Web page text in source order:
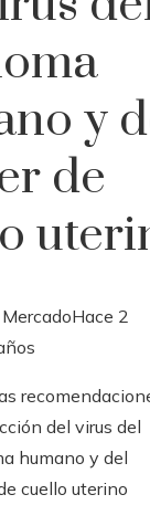
y
de
Hace 2